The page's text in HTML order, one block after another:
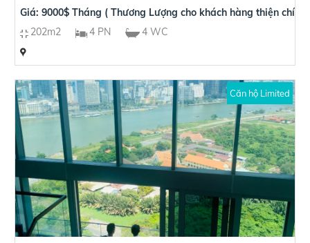
Giá: 9000$ Tháng ( Thương Lượng cho khách hàng thiện chí )
202m2
4 PN 4 WC
Căn hộ Limited